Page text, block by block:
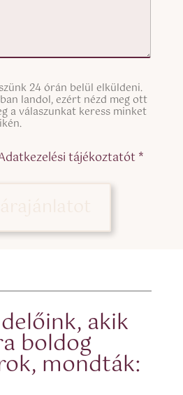
24 órán belül elküldeni.
landol, ezért nézd meg ott
a válaszunkat keress minket
tájékoztatót *
akik
boldog
mondták: